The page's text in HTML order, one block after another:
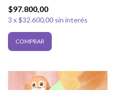
$97.800,00
3 x$32.600,00 sin interés